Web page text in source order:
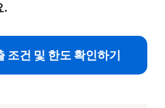
.
조건 및 한도 확인하기